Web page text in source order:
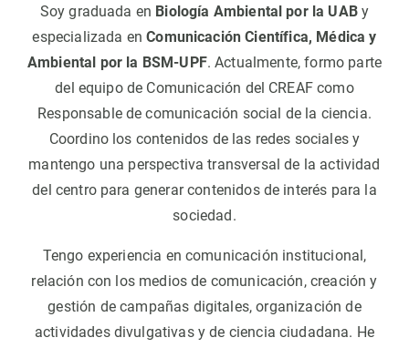
Soy graduada en Biología Ambiental por la UABy
especializada enComunicación Científica, Médica y
Ambiental por la BSM-UPF. Actualmente, formo parte
del equipo de Comunicación del CREAF como
Responsable de comunicación social de la ciencia.
Coordino los contenidos de las redes sociales y
mantengo una perspectiva transversal de la actividad
del centro para generar contenidos de interés para la
sociedad.
Tengo experiencia en comunicación institucional,
relación con los medios de comunicación, creación y
gestión de campañas digitales, organización de
actividades divulgativas y de ciencia ciudadana. He